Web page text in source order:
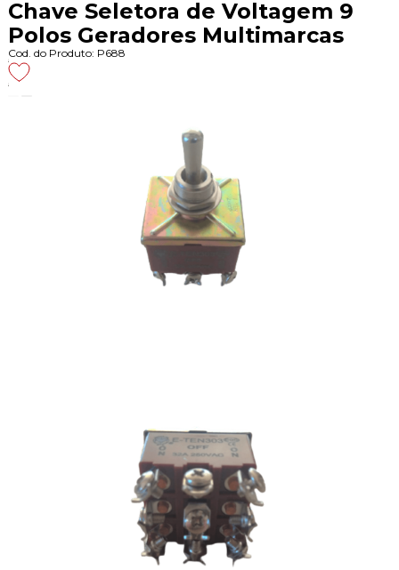
Chave Seletora de Voltagem 9
Polos Geradores Multimarcas
Cod. do Produto: P688